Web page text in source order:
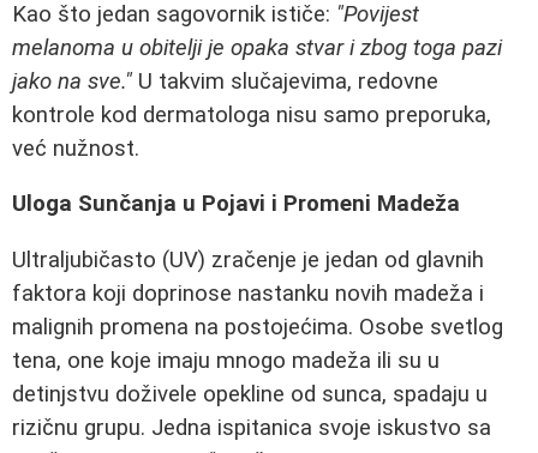
Kao što jedan sagovornik ističe: "Povijest
melanoma u obitelji je opaka stvar i zbog toga pazi
jako na sve." U takvim slučajevima, redovne
kontrole kod dermatologa nisu samo preporuka,
već nužnost.
Uloga Sunčanja u Pojavi i Promeni Madeža
Ultraljubičasto (UV) zračenje je jedan od glavnih
faktora koji doprinose nastanku novih madeža i
malignih promena na postojećima. Osobe svetlog
tena, one koje imaju mnogo madeža ili su u
detinjstvu doživele opekline od sunca, spadaju u
rizičnu grupu. Jedna ispitanica svoje iskustvo sa